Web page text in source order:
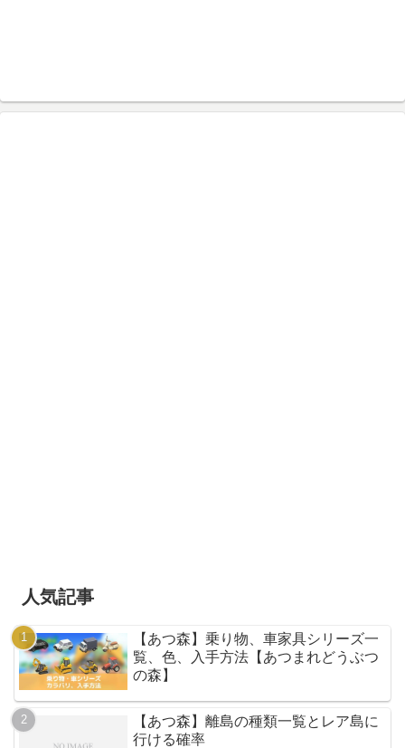
人気記事
【あつ森】乗り物、車家具シリーズ一
覧、色、入手方法【あつまれどうぶつ
の森】
【あつ森】離島の種類一覧とレア島に
行ける確率